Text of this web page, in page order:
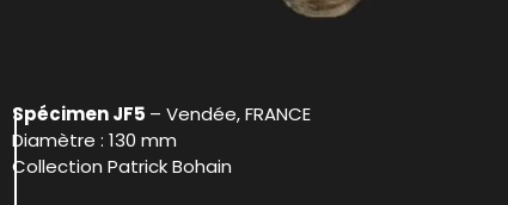
Spécimen JF5 – Vendée, FRANCE
Diamètre : 130 mm
Collection Patrick Bohain